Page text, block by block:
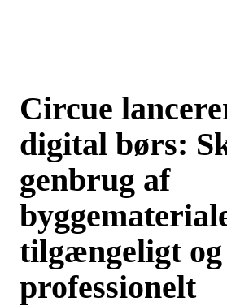
Circue
digital børs:
genbrug af
tilgængeligt og
professionelt